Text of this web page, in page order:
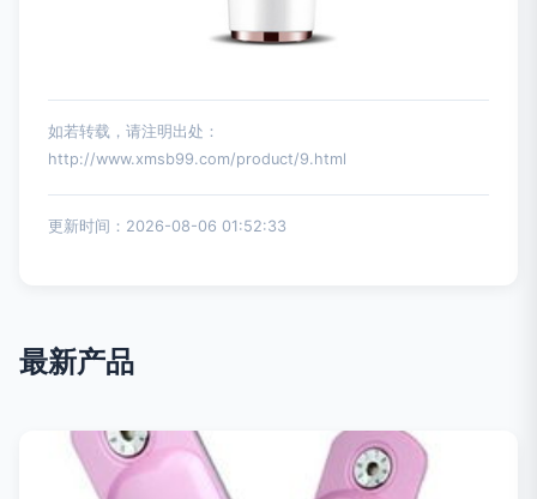
如若转载，请注明出处：
http://www.xmsb99.com/product/9.html
更新时间：2026-08-06 01:52:33
最新产品